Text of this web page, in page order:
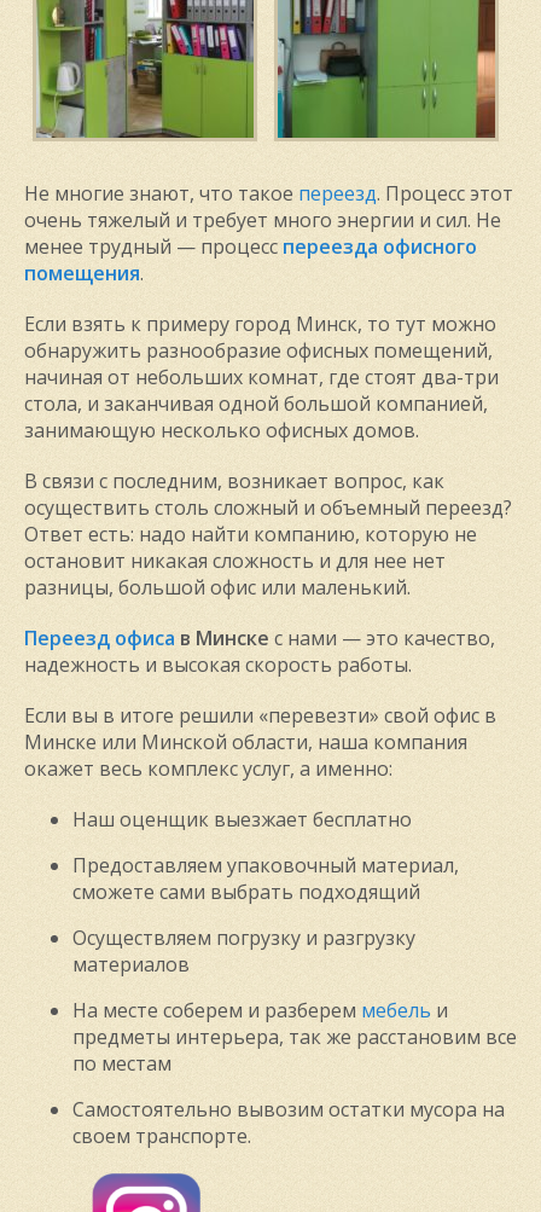
Не многие знают, что такое переезд. Процесс этот
очень тяжелый и требует много энергии и сил. Не
менее трудный — процесс переезда офисного
помещения.
Если взять к примеру город Минск, то тут можно
обнаружить разнообразие офисных помещений,
начиная от небольших комнат, где стоят два-три
стола, и заканчивая одной большой компанией,
занимающую несколько офисных домов.
В связи с последним, возникает вопрос, как
осуществить столь сложный и объемный переезд?
Ответ есть: надо найти компанию, которую не
остановит никакая сложность и для нее нет
разницы, большой офис или маленький.
Переезд офиса в Минске с нами — это качество,
надежность и высокая скорость работы.
Если вы в итоге решили «перевезти» свой офис в
Минске или Минской области, наша компания
окажет весь комплекс услуг, а именно:
Наш оценщик выезжает бесплатно
Предоставляем упаковочный материал,
сможете сами выбрать подходящий
Осуществляем погрузку и разгрузку
материалов
На месте соберем и разберем мебель и
предметы интерьера, так же расстановим все
по местам
Самостоятельно вывозим остатки мусора на
своем транспорте.